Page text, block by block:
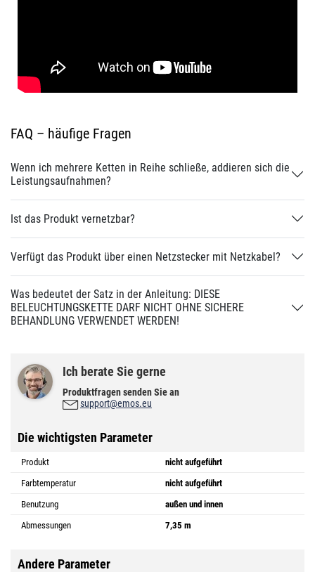
FAQ – häufige Fragen
Wenn ich mehrere Ketten in Reihe schließe, addieren sich die
Leistungsaufnahmen?
Ist das Produkt vernetzbar?
Verfügt das Produkt über einen Netzstecker mit Netzkabel?
Was bedeutet der Satz in der Anleitung: DIESE
BELEUCHTUNGSKETTE DARF NICHT OHNE SICHERE
BEHANDLUNG VERWENDET WERDEN!
Ich berate Sie gerne
Produktfragen senden Sie an
support@emos.eu
Die wichtigsten Parameter
Produkt
nicht aufgeführt
Farbtemperatur
nicht aufgeführt
Benutzung
außen und innen
Abmessungen
7,35 m
Andere Parameter